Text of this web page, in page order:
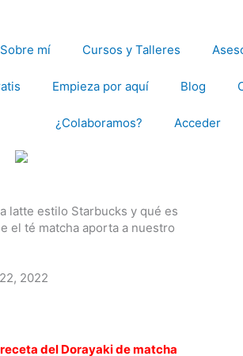
Sobre mí Cursos y Talleres
Empieza por aquí Blog
¿Colaboramos? Acceder
latte estilo Starbucks y qué es
el té matcha aporta a nuestro
2022
receta del Dorayaki de matcha